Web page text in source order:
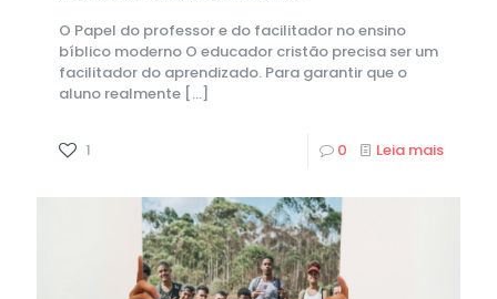
O Papel do professor e do facilitador no ensino
bíblico moderno O educador cristão precisa ser um
facilitador do aprendizado. Para garantir que o
aluno realmente […]
1 0 Leia mais